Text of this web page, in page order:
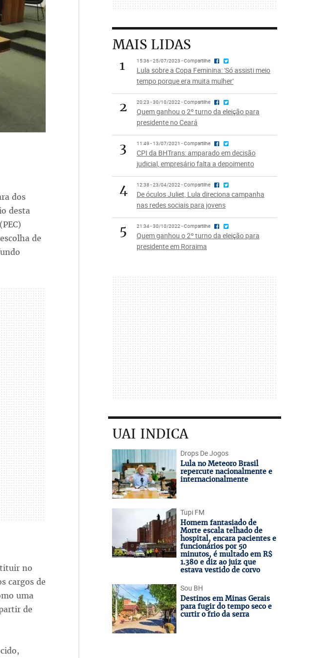
dos
desta
de
no
cargos de
uma
de
MAIS LIDAS
1
15:36 - 25/07/2023 - Compartilhe
Lula sobre a Copa Feminina: 'Só assisti meio
tempo porque era muita mulher'
2 20:23 - 30/10/2022 - Compartilhe
Quem ganhou o 2º turno da eleição para
presidente no Ceará
3 11:49 - 13/07/2021 - Compartilhe
CPI da BHTrans: amparado em decisão
judicial, empresário falta a depoimento
4 12:38 - 23/04/2022 - Compartilhe
De óculos Juliet, Lula direciona campanha
nas redes sociais para jovens
5 21:34 - 30/10/2022 - Compartilhe
Quem ganhou o 2º turno da eleição para
presidente em Roraima
UAI INDICA
Drops De Jogos
Lula no Meteoro Brasil
repercute nacionalmente e
internacionalmente
Tupi FM
Homem fantasiado de
Morte escala telhado de
hospital, encara pacientes e
funcionários por 50
minutos, é multado em R$
1.380 e diz ao juiz que
estava vestido de corvo
Sou BH
Destinos em Minas Gerais
para fugir do tempo seco e
curtir o frio da serra